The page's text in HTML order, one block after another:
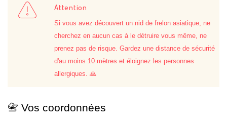
Attention
Si vous avez découvert un nid de frelon asiatique, ne
cherchez en aucun cas à le détruire vous même, ne
prenez pas de risque. Gardez une distance de sécurité
d'au moins 10 mètres et éloignez les personnes
allergiques. 🙏
📇 Vos coordonnées